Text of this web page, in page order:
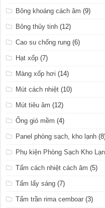
Bông khoáng cách âm (9)
Bông thủy tinh (12)
Cao su chống rung (6)
Hạt xốp (7)
Màng xốp hơi (14)
Mút cách nhiệt (10)
Mút tiêu âm (12)
Ống gió mềm (4)
Panel phòng sạch, kho lạnh
Phụ kiện Phòng Sạch Kho
Tấm cách nhiệt cách âm (5)
Tấm lấy sáng (7)
Tấm trần rima cemboar (3)